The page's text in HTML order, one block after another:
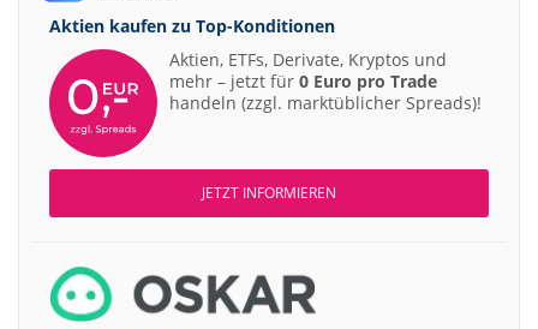
Aktien kaufen zu Top-Konditionen
Aktien, ETFs, Derivate, Kryptos und
mehr – jetzt für 0 Euro pro Trade
handeln (zzgl. marktüblicher Spreads)!
JETZT INFORMIEREN